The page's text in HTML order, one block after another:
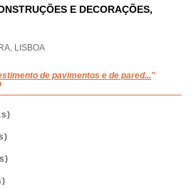
E DECORAÇÕES,
LISBOA
de pavimentos e de pared..."